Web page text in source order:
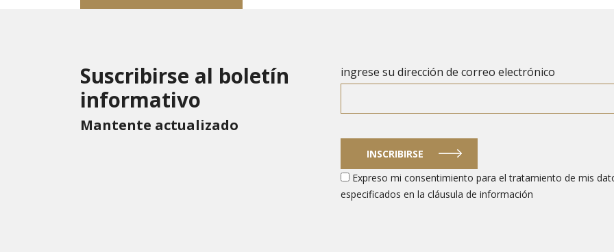
Suscribirse al boletín
informativo
Mantente actualizado
ingrese su dirección de correo electrónico
INSCRIBIRSE
Expreso mi consentimiento para el tratamiento de mis
especificados en la cláusula de información